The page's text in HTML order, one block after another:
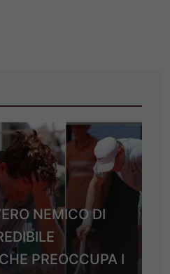
NEMICO DI
PREOCCUPA I